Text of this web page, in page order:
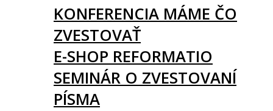
KONFERENCIA MÁME ČO
ZVESTOVAŤ
E-SHOP REFORMATIO
SEMINÁR O ZVESTOVANÍ
PÍSMA